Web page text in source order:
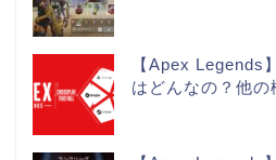
【Apex Legends
はどんなの？他の